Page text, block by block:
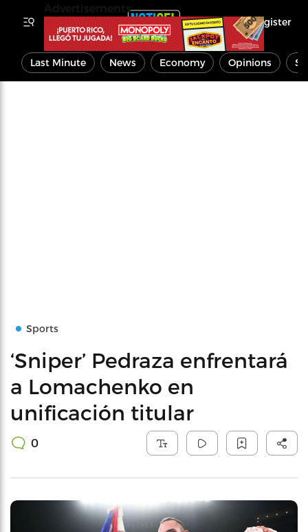
Register
Last Minute News Economy Opinions
Sports
‘Sniper’ Pedraza enfrentará
a Lomachenko en
unificación titular
0
Advertisements